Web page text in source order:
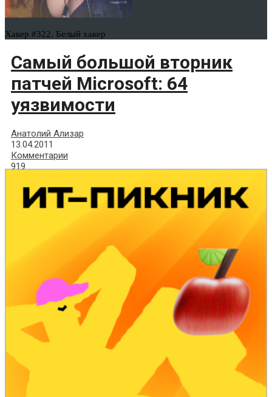
Хакер #322. Белый хакер
Самый большой вторник
патчей Microsoft: 64
уязвимости
Анатолий Ализар
13.04.2011
Комментарии
919